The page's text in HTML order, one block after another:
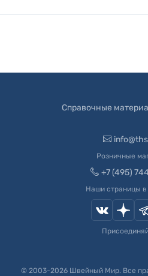
Справочные
Розничные
+7 (495)
Наши страницы в
© 2003-2026Швейный Мир. Все